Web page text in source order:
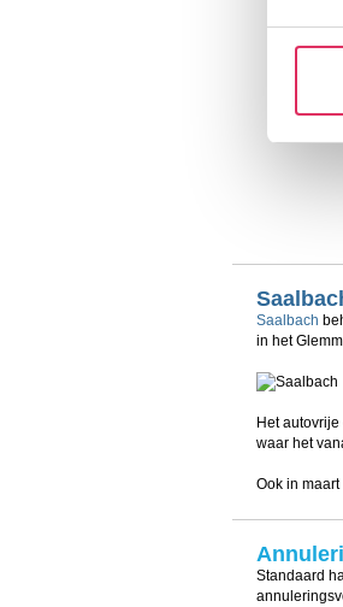
met
Saalbach
in het
Het
waar het
Ook in
Standaard